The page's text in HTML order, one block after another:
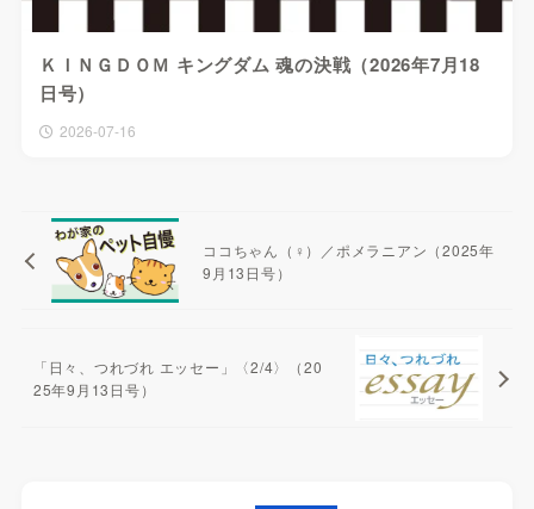
ＫＩＮＧＤＯＭ キングダム 魂の決戦（2026年7月18
日号）
2026-07-16
ココちゃん（♀）／ポメラニアン（2025年
9月13日号）
「日々、つれづれ エッセー」〈2/4〉（20
25年9月13日号）